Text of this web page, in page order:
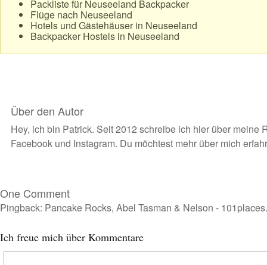
Packliste für Neuseeland Backpacker
Flüge nach Neuseeland
Hotels und Gästehäuser in Neuseeland
Backpacker Hostels in Neuseeland
Über den Autor
Hey, ich bin Patrick. Seit 2012 schreibe ich hier über meine
Facebook und Instagram. Du möchtest mehr über mich
One Comment
Pingback: Pancake Rocks, Abel Tasman & Nelson -
Ich freue mich über Kommentare